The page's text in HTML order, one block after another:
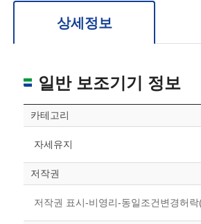
상세정보
일반 보조기기 정보
카테고리
자세유지
저작권
저작권 표시-비영리-동일조건변경허락